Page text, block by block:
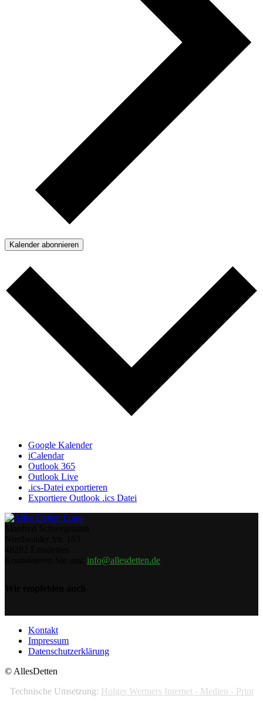
Kalender abonnieren
Google Kalender
iCalendar
Outlook 365
Outlook Live
.ics-Datei exportieren
Exportiere Outlook .ics Datei
info@allesdetten.de
Kontakt
Impressum
Datenschutzerklärung
© AllesDetten
Technische Umsetzung: Holger Wermers Internet - Medien - Print